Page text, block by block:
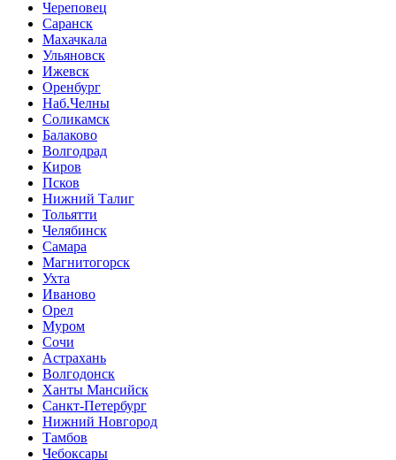
Череповец
Саранск
Махачкала
Ульяновск
Ижевск
Оренбург
Наб.Челны
Соликамск
Балаково
Волгодрад
Киров
Псков
Нижний Талиг
Тольятти
Челябинск
Самара
Магнитогорск
Ухта
Иваново
Орел
Муром
Сочи
Астрахань
Волгодонск
Ханты Мансийск
Санкт-Петербург
Нижний Новгород
Тамбов
Чебоксары